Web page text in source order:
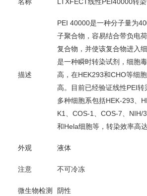
描述
PEI 40000是一种分子量为
子聚合物，容易结合带负电
复合物，并使该复合物进入
是一种瞬时转染试剂，细胞
高，在HEK293和CHO等细
高。目前已经验证线性PEI
多种细胞系包括HEK-293、
K1、COS-1、COS-7、NIH/
和Hela细胞等，转染效率高
外观 液体
注意 不可冷冻
微生物检测 阴性